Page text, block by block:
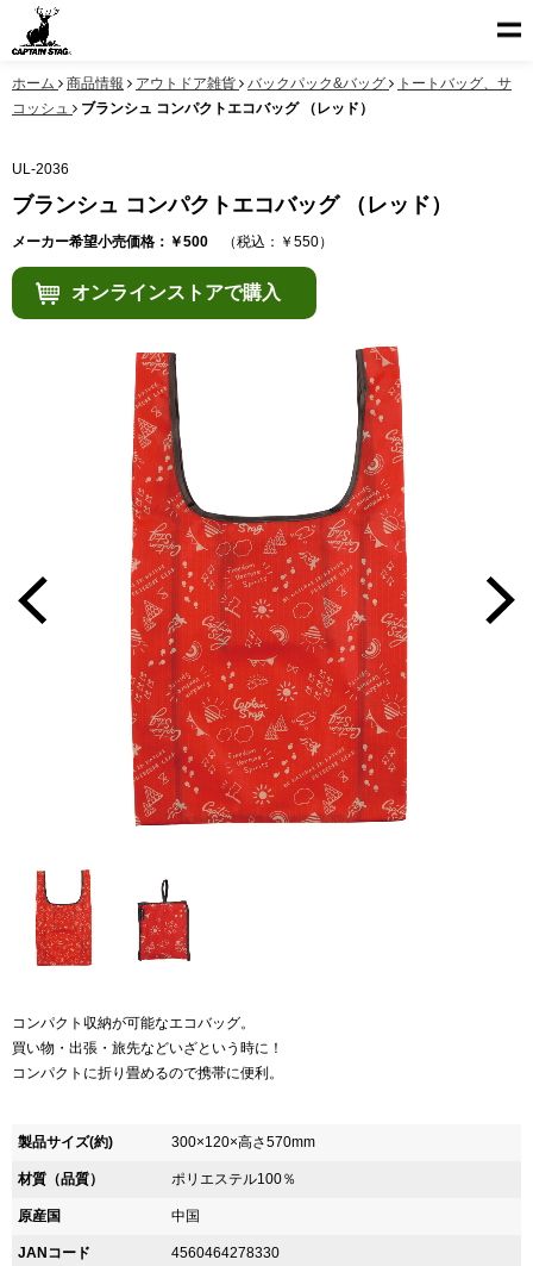
ホーム 商品情報 アウトドア雑貨 バックパック&バッグ
トートバッグ、サ
コッシュ
ブランシュ コンパクトエコバッグ （レッド）
UL-2036
ブランシュ コンパクトエコバッグ （レッド）
メーカー希望小売価格：￥500 （税込：￥550）
オンラインストアで購入
コンパクト収納が可能なエコバッグ。
買い物・出張・旅先などいざという時に！
コンパクトに折り畳めるので携帯に便利。
製品サイズ(約) 300×120×高さ570mm
材質（品質） ポリエステル100％
原産国 中国
JANコード 4560464278330